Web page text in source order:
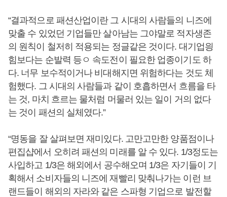
“결과적으로 패션산업이란 그 시대의 사람들의 니즈에
맞출 수 있었던 기업들만 살아남는 그야말로 적자생존
의 원칙이 철저히 적용되는 정글같은 것이다. 대기업읭
힘보다는 순발력 등ㅇ 속도전이 필요한 업종이기도 하
다. 너무 보수적이거나 비대해지면 위험하다는 것도 체
험했다. 그 시대의 사람들과 같이 호흡하면서 흐름을 타
는 것, 마치 흐르는 물처럼 머물러 있는 일이 거의 없다
는 것이 패션의 실체였다.”
“명동을 잘 살펴보면 재미있다. 고만고만한 양품점이나
편집샵에서 오히려 패션의 미래를 알 수 있다. 1/3정도는
사입하고 1/3은 해외에서 공수해오며 1/3은 자기들이 기
획해서 소비자들의 니즈에 재빨리 맞춰나가는 이런 브
랜드들이 해외의 자라와 같은 스파형 기업으로 발전할